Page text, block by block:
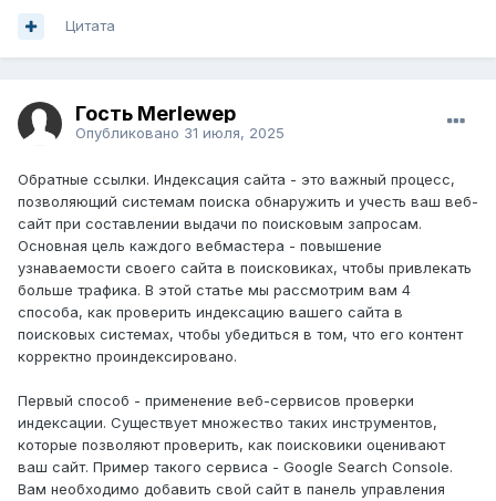
Цитата
Гость Merlewep
Опубликовано 31 июля, 2025
Обратные ссылки. Индексация сайта - это важный процесс,
позволяющий системам поиска обнаружить и учесть ваш веб-
сайт при составлении выдачи по поисковым запросам.
Основная цель каждого вебмастера - повышение
узнаваемости своего сайта в поисковиках, чтобы привлекать
больше трафика. В этой статье мы рассмотрим вам 4
способа, как проверить индексацию вашего сайта в
поисковых системах, чтобы убедиться в том, что его контент
корректно проиндексировано.
Первый способ - применение веб-сервисов проверки
индексации. Существует множество таких инструментов,
которые позволяют проверить, как поисковики оценивают
ваш сайт. Пример такого сервиса - Google Search Console.
Вам необходимо добавить свой сайт в панель управления